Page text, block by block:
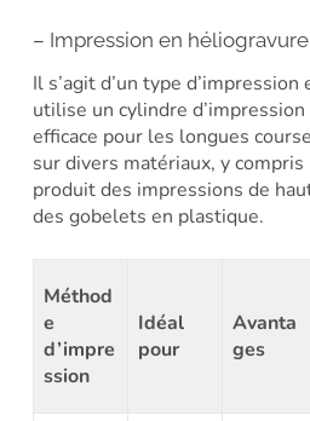
– Impression en héliogravure
Il s’agit d’un type
utilise un cylindre
efficace pour les longues
sur divers matériaux, y
produit des impressions de
des gobelets en plastique.
Méthod
e
d’impre
ssion
Idéal
pour
Avanta
ges